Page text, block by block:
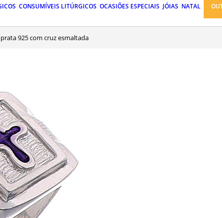
CONSUMÍVEIS LITÚRGICOS OCASIÕES ESPECIAIS JÓIAS NATAL
prata 925 com cruz esmaltada